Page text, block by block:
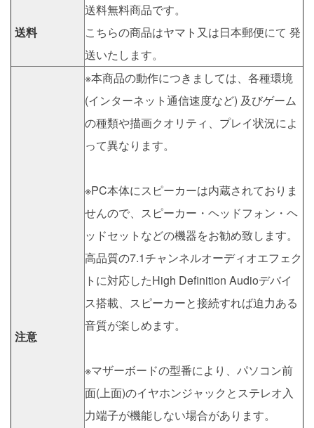
送料
送料無料商品です。
こちらの商品はヤマト又は日本郵便にて 発
送いたします。
注意
※本商品の動作につきましては、各種環境
(インターネット通信速度など) 及びゲーム
の種類や描画クオリティ、プレイ状況によ
って異なります。
※PC本体にスピーカーは内蔵されておりま
せんので、スピーカー・ヘッドフォン・ヘ
ッドセットなどの機器をお勧め致します。
高品質の7.1チャンネルオーディオエフェク
トに対応したHigh Definition Audioデバイ
ス搭載、スピーカーと接続すれば迫力ある
音質が楽しめます。
※マザーボードの型番により、パソコン前
面(上面)のイヤホンジャックとステレオ入
力端子が機能しない場合があります。